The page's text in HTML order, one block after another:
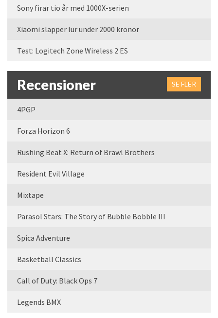
Sony firar tio år med 1000X-serien
Xiaomi släpper lur under 2000 kronor
Test: Logitech Zone Wireless 2 ES
Recensioner SE FLER
4PGP
Forza Horizon 6
Rushing Beat X: Return of Brawl Brothers
Resident Evil Village
Mixtape
Parasol Stars: The Story of Bubble Bobble III
Spica Adventure
Basketball Classics
Call of Duty: Black Ops 7
Legends BMX